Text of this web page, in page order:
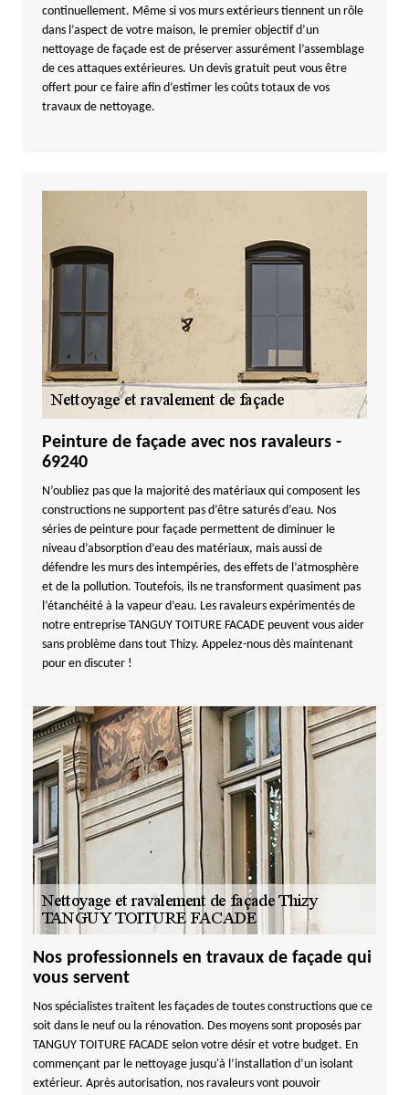
continuellement. Même si vos murs extérieurs tiennent un rôle
dans l’aspect de votre maison, le premier objectif d’un
nettoyage de façade est de préserver assurément l’assemblage
de ces attaques extérieures. Un devis gratuit peut vous être
offert pour ce faire afin d’estimer les coûts totaux de vos
travaux de nettoyage.
Peinture de façade avec nos ravaleurs -
69240
N’oubliez pas que la majorité des matériaux qui composent les
constructions ne supportent pas d’être saturés d’eau. Nos
séries de peinture pour façade permettent de diminuer le
niveau d’absorption d’eau des matériaux, mais aussi de
défendre les murs des intempéries, des effets de l’atmosphère
et de la pollution. Toutefois, ils ne transforment quasiment pas
l’étanchéité à la vapeur d’eau. Les ravaleurs expérimentés de
notre entreprise TANGUY TOITURE FACADE peuvent vous aider
sans problème dans tout Thizy. Appelez-nous dès maintenant
pour en discuter !
Nos professionnels en travaux de façade qui
vous servent
Nos spécialistes traitent les façades de toutes constructions que ce
soit dans le neuf ou la rénovation. Des moyens sont proposés par
TANGUY TOITURE FACADE selon votre désir et votre budget. En
commençant par le nettoyage jusqu'à l’installation d’un isolant
extérieur. Après autorisation, nos ravaleurs vont pouvoir